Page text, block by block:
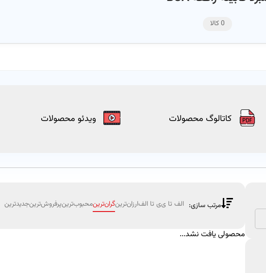
0 کالا
کاتالوگ محصولات ویدئو محصولات
الف تا یی تا الفارزان‌ترینگران‌ترینمحبوب‌ترینپرفروش‌ترینجدیدترین
محصولی یافت نشد...